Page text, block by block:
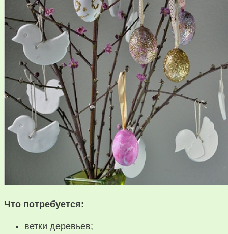
Что потребуется:
ветки деревьев;